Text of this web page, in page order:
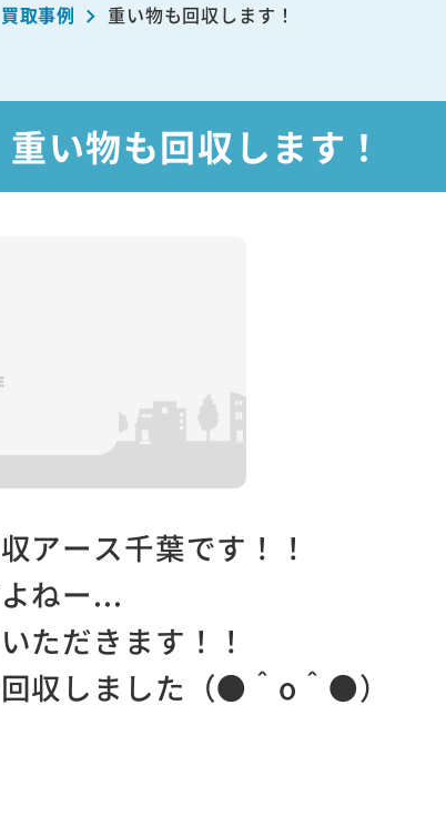
買取事例 重い物も回収します！
重い物も回収します！
アース千葉です！！
ねー...
ただきます！！
収しました（●＾o＾●）